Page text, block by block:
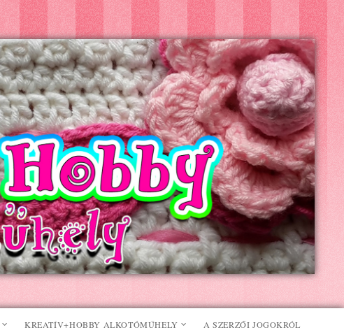
KREATÍV+HOBBY ALKOTÓMŰHELY A SZERZŐI JOGOKRÓL